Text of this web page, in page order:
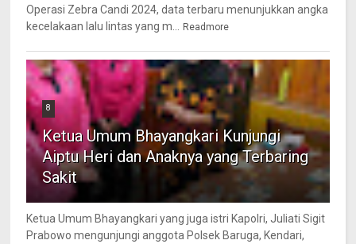
Operasi Zebra Candi 2024, data terbaru menunjukkan angka
kecelakaan lalu lintas yang m...
Readmore
8
Ketua Umum Bhayangkari Kunjungi
Aiptu Heri dan Anaknya yang Terbaring
Sakit
Ketua Umum Bhayangkari yang juga istri Kapolri, Juliati Sigit
Prabowo mengunjungi anggota Polsek Baruga, Kendari,